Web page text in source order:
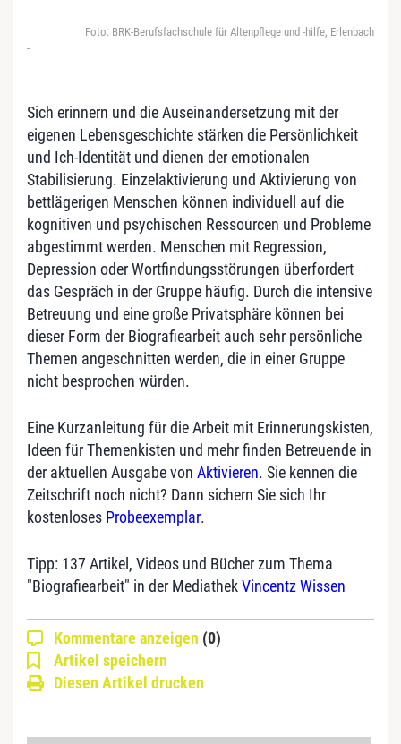
Foto: BRK-Berufsfachschule für Altenpflege und -hilfe, Erlenbach
-
Sich erinnern und die Auseinandersetzung mit der
eigenen Lebensgeschichte stärken die Persönlichkeit
und Ich-Identität und dienen der emotionalen
Stabilisierung. Einzelaktivierung und Aktivierung von
bettlägerigen Menschen können individuell auf die
kognitiven und psychischen Ressourcen und Probleme
abgestimmt werden. Menschen mit Regression,
Depression oder Wortfindungsstörungen überfordert
das Gespräch in der Gruppe häufig. Durch die intensive
Betreuung und eine große Privatsphäre können bei
dieser Form der Biografiearbeit auch sehr persönliche
Themen angeschnitten werden, die in einer Gruppe
nicht besprochen würden.
Eine Kurzanleitung für die Arbeit mit Erinnerungskisten,
Ideen für Themenkisten und mehr finden Betreuende in
der aktuellen Ausgabe von Aktivieren. Sie kennen die
Zeitschrift noch nicht? Dann sichern Sie sich Ihr
kostenloses Probeexemplar.
Tipp: 137 Artikel, Videos und Bücher zum Thema
"Biografiearbeit" in der MediathekVincentz Wissen
Kommentare anzeigen (0)
Artikel speichern
Diesen Artikel drucken